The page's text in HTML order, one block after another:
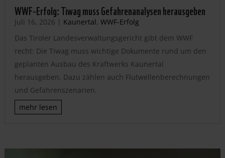
WWF-Erfolg: Tiwag muss Gefahrenanalysen herausgeben
Juli 16, 2026 | Kaunertal, WWF-Erfolg
Das Tiroler Landesverwaltungsgericht gibt dem WWF
recht: Die Tiwag muss wichtige Dokumente rund um den
geplanten Ausbau des Kraftwerks Kaunertal
herausgeben. Dazu zählen auch Flutwellenberechnungen
und Gefahrenszenarien.
mehr lesen